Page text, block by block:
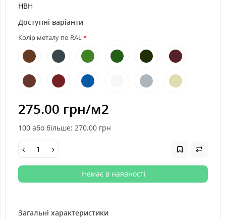
НВН
Доступні варіанти
Колір металу по RAL
275.00 грн/м2
100 або більше: 270.00 грн
Немає в наявності
Загальні характеристики